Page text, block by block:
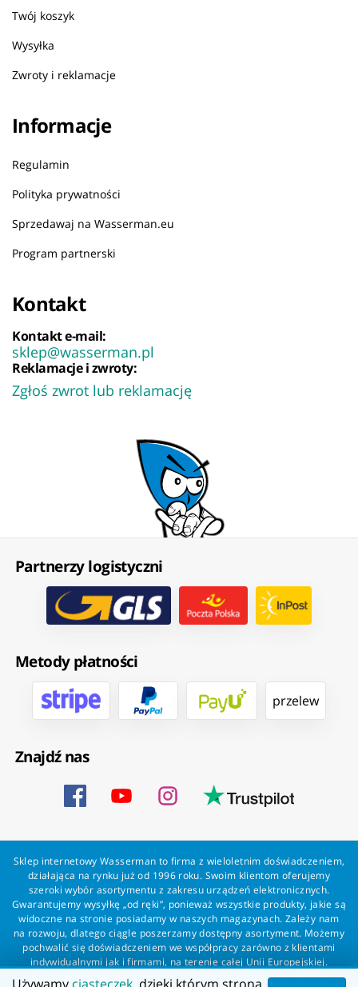
Twój koszyk
Wysyłka
Zwroty i reklamacje
Informacje
Regulamin
Polityka prywatności
Sprzedawaj na Wasserman.eu
Program partnerski
Kontakt
Kontakt e-mail:
sklep@wasserman.pl
Reklamacje i zwroty:
Zgłoś zwrot lub reklamację
Partnerzy logistyczni
Metody płatności
przelew
Znajdź nas
Sklep internetowy Wasserman to firma z wieloletnim doświadczeniem,
działająca na rynku już od 1996 roku. Swoim klientom oferujemy
szeroki wybór asortymentu z zakresu urządzeń elektronicznych.
Gwarantujemy wysyłkę „od ręki”, ponieważ wszystkie produkty, jakie są
widoczne na stronie posiadamy w naszych magazynach. Zależy nam
na rozwoju, dlatego ciągle poszerzamy dostępny asortyment. Możemy
pochwalić się doświadczeniem we współpracy zarówno z klientami
indywidualnymi jak i firmami, na terenie całej Unii Europejskiej.
Zapewniamy profesjonalną obsługę każdego klienta oraz szybką i